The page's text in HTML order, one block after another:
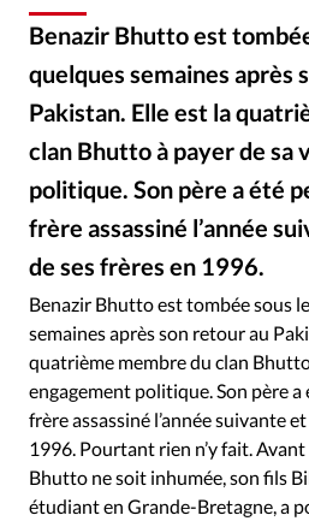
Faire un don
Emploi
Se connecter
Édition: Internationale
Devise:
RUBRIQUES
Tous les articles
Actualité
Actualité internationale
Dossier
Eglises Foi
Opinions
Publireportage
Société
Tour du monde des
Vécu
Vie Intérieure
Benazir Bhutto est
quelques semaines après
Pakistan. Elle est la
clan Bhutto à payer de sa
politique. Son père a été
frère assassiné l’année
de ses frères en 1996.
Benazir Bhutto est tombée sous
semaines après son retour au
quatrième membre du clan
engagement politique. Son père a
frère assassiné l’année suivante
1996. Pourtant rien n’y fait.
Bhutto ne soit inhumée, son fils
étudiant en Grande-Bretagne, a